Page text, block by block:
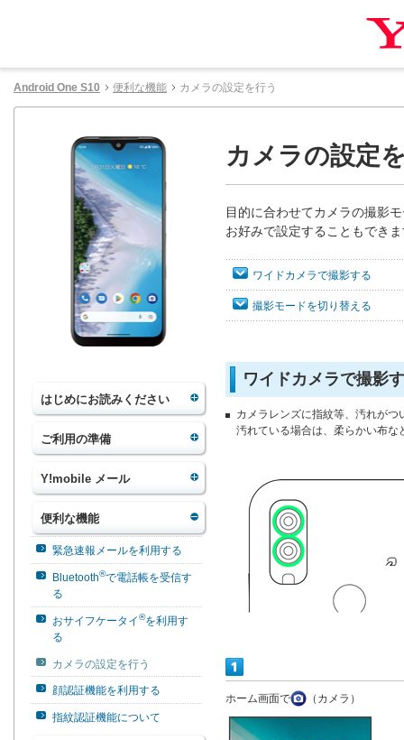
Android One S10 便利な機能 カメラの設定を行う
はじめにお読みください
ご利用の準備
Y!mobile メール
便利な機能
緊急速報メールを利用する
Bluetooth®で電話帳を受信す
る
おサイフケータイ®を利用す
る
カメラの設定を行う
顔認証機能を利用する
指紋認証機能について
カメラの設定
目的に合わせてカメラの撮影
お好みで設定することもでき
ワイドカメラで撮影する
撮影モードを切り替える
ワイドカメラで撮影
カメラレンズに指紋等、汚れが
汚れている場合は、柔らかい布
ホーム画面で （カメラ）